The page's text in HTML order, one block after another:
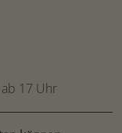
17 Uhr